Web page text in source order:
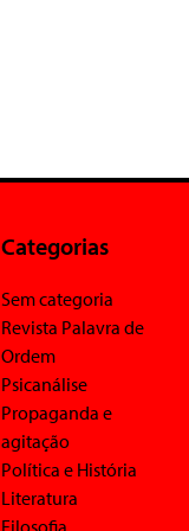
Categorias
Sem categoria
Revista Palavra de
Ordem
Psicanálise
Propaganda e
agitação
Política e História
Literatura